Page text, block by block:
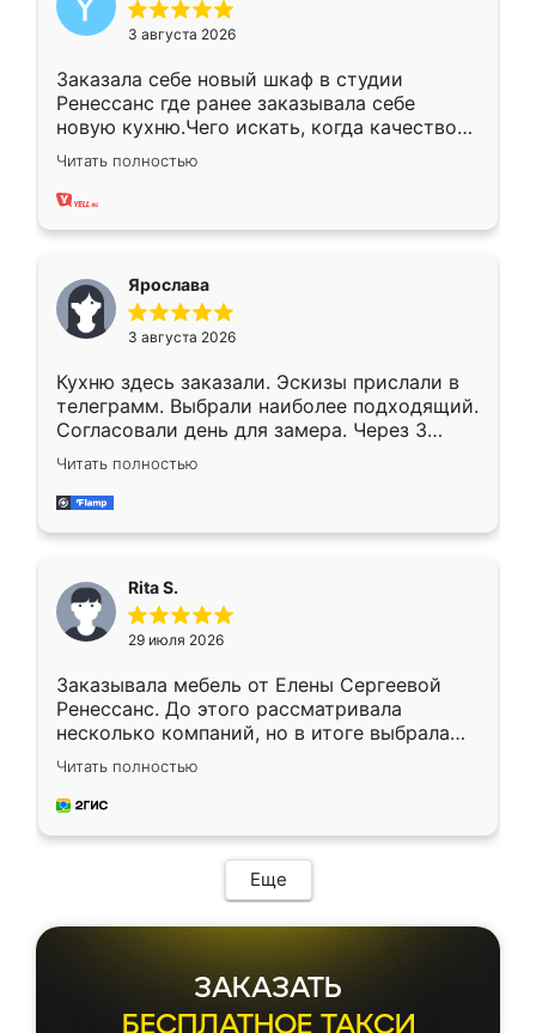
3 августа 2026
Заказала себе новый шкаф в студии
Ренессанс где ранее заказывала себе
новую кухню.Чего искать, когда качеством
вполне довольна. Служит кухня уже почти
два года, нареканий нет.
Читать полностью
Ярослава
3 августа 2026
Кухню здесь заказали. Эскизы прислали в
телеграмм. Выбрали наиболее подходящий.
Согласовали день для замера. Через 3
недели кухня была уже готова. Остались
довольны работой. Спасибо Ренессанс
мебель за качественную работу!
Читать полностью
Rita S.
29 июля 2026
Заказывала мебель от Елены Сергеевой
Ренессанс. До этого рассматривала
несколько компаний, но в итоге выбрала
эту. Сначала обговорили условия, потом
приехал замерщик, всё спокойно объяснил
и снял размеры. Изготовили в срок, с
мебель сразу встала на свое место без
каких-либо доработок. Качеством осталась
довольна, все выглядит так, как и ожидала.
Читать полностью
Еще
ЗАКАЗАТЬ
БЕСПЛАТНОЕ ТАКСИ